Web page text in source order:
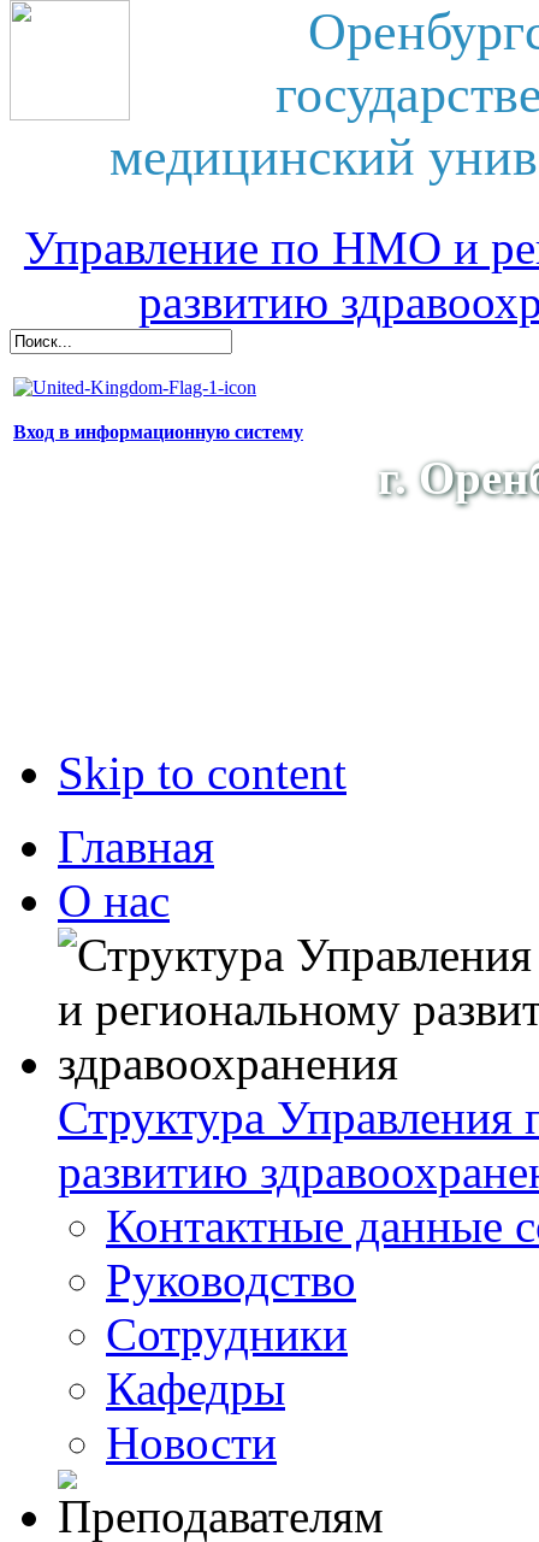
медицинский
Управление по НМО и
развитию
Вход в информационную систему
г.
Skip to content
Главная
О нас
Структура
развитию
Контактные данные
Руководство
Сотрудники
Кафедры
Новости